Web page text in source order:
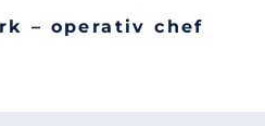
– operativ chef